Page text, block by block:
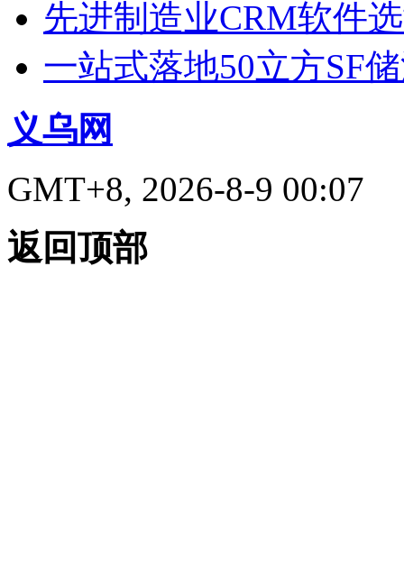
先进制造业CRM软件
一站式落地50立方SF
义乌网
GMT+8, 2026-8-9 00:07
返回顶部